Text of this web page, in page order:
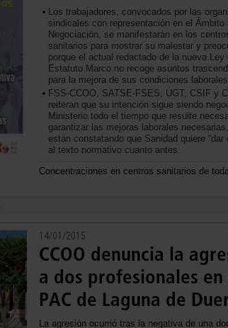
Los trabajadores, convocados por las
sindicales con representación en el Ámbito
Negociación, se manifestarán en los
sanitarios para mostrar su malestar y
porque el actual redactado de la nueva Ley
Estatuto Marco no recoge asuntos
para la mejora de sus condiciones laborales.
FSS-CCOO, SATSE-FSES, UGT, CSIF y
reiteran que su intención sigue siendo
Ministerio todo el tiempo que resulte
garantizar las mejoras laborales
están constatando que Sanidad quiere “dar
al texto normativo cuanto antes.
Concentraciones en centros sanitarios de
14/01/2015
CCOO denuncia la
a dos profesionales en
PAC de Laguna de
La agresión ocurrió tras la negativa de una